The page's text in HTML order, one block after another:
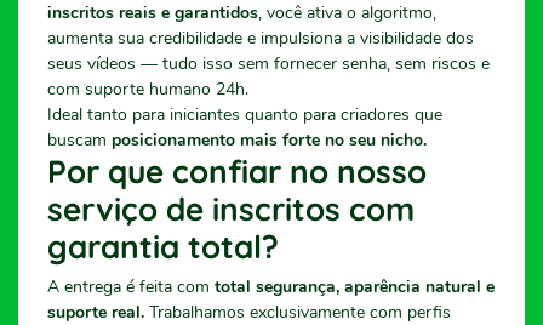
inscritos reais e garantidos, você ativa o algoritmo,
aumenta sua credibilidade e impulsiona a visibilidade dos
seus vídeos — tudo isso sem fornecer senha, sem riscos e
com suporte humano 24h.
Ideal tanto para iniciantes quanto para criadores que
buscam posicionamento mais forte no seu nicho.
Por que confiar no nosso
serviço de inscritos com
garantia total?
A entrega é feita com total segurança, aparência natural e
suporte real. Trabalhamos exclusivamente com perfis